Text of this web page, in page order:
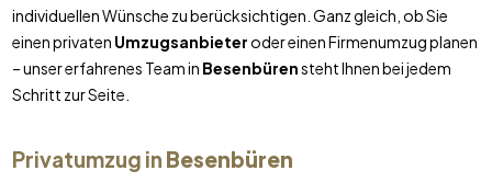
individuellen Wünsche zu berücksichtigen. Ganz gleich, ob Sie
einen privaten Umzugsanbieteroder einen Firmenumzug planen
– unser erfahrenes Team in Besenbürensteht Ihnen bei jedem
Schritt zur Seite.
Privatumzug in Besenbüren